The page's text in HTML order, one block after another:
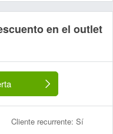
en el outlet
Cliente recurrente: Sí